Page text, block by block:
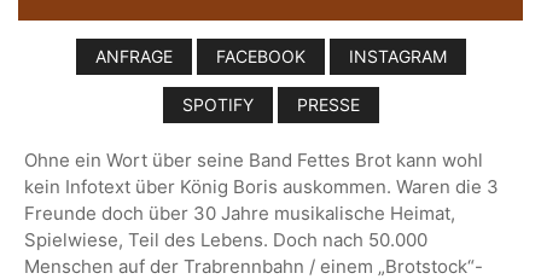
ANFRAGE FACEBOOK INSTAGRAM
SPOTIFY PRESSE
Ohne ein Wort über seine Band Fettes Brot kann wohl
kein Infotext über König Boris auskommen. Waren die 3
Freunde doch über 30 Jahre musikalische Heimat,
Spielwiese, Teil des Lebens. Doch nach 50.000
Menschen auf der Trabrennbahn / einem „Brotstock“-